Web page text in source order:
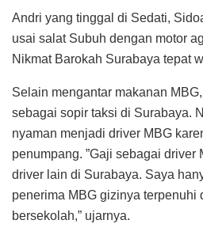
Andri yang tinggal di Sedati,
usai salat Subuh dengan motor
Nikmat Barokah Surabaya tepat
Selain mengantar makanan
sebagai sopir taksi di Surabaya.
nyaman menjadi driver MBG
penumpang. ”Gaji sebagai driver
driver lain di Surabaya. Saya
penerima MBG gizinya terpenuhi
bersekolah,” ujarnya.